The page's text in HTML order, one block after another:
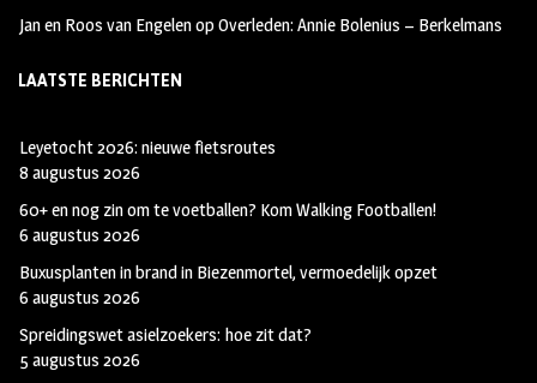
Jan en Roos van EngelenopOverleden: Annie Bolenius – Berkelmans
LAATSTE BERICHTEN
Leyetocht 2026: nieuwe fietsroutes
8 augustus 2026
60+ en nog zin om te voetballen? Kom Walking Footballen!
6 augustus 2026
Buxusplanten in brand in Biezenmortel, vermoedelijk opzet
6 augustus 2026
Spreidingswet asielzoekers: hoe zit dat?
5 augustus 2026